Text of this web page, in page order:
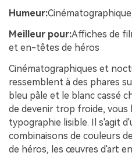
Humeur:
Meilleur pour:Affiches de
et en-têtes de héros
Cinématographiques et
ressemblent à des phares
bleu pâle et le blanc cassé
de devenir trop froide, vous
typographie lisible. Il s'agit
combinaisons de couleurs
de héros, les œuvres d'art